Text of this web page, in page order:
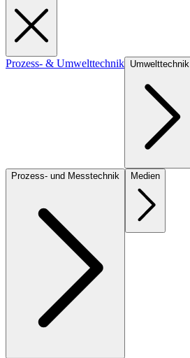
Prozess- & Umwelttechnik Umwelttechnik
Prozess- und Messtechnik Medien